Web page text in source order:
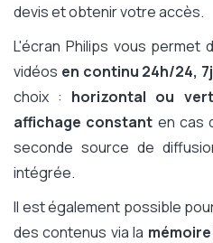
devis et obtenir votre accès.
L'écran Philips vous
vidéos en continu 24h/24,
choix : horizontal ou
affichage constant en cas
seconde source de
intégrée.
Il est également possible
des contenus via la